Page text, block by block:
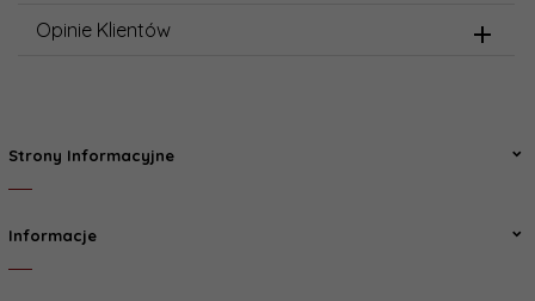
Opinie Klientów
Strony Informacyjne
Informacje